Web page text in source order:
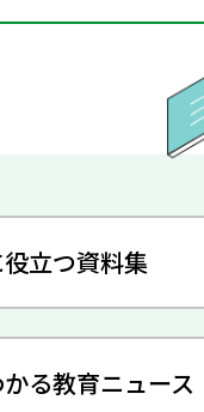
立つ資料集
る教育ニュース